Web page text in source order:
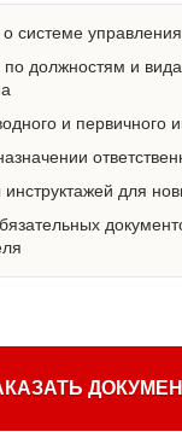
системе
по должностям и
и первичного
для